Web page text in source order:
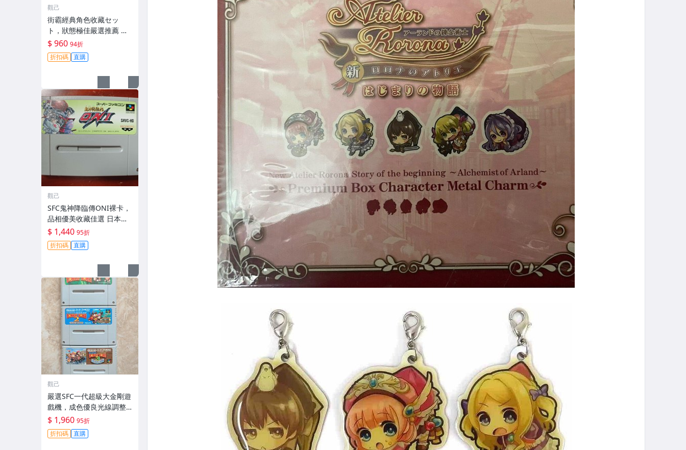
觀己
街霸經典角色收藏セッ
ト，狀態極佳嚴選推薦 街
頭霸王限定款，成色優異
收藏家必入 1/6 比例模型
$ 960 94折
折扣碼 直購
觀己
SFC鬼神降臨傳ONI裸卡，
品相優美收藏佳選 日本原
版 游戲卡帶
$ 1,440 95折
折扣碼 直購
觀己
嚴選SFC一代超級大金剛遊
戲機，成色優良光線調整
完美古銅色收藏推薦 銅雕
工藝品 金剛機械人
$ 1,960 95折
折扣碼 直購